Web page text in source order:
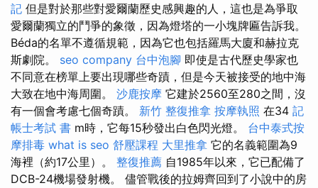
記 但是對於那些對愛爾蘭歷史感興趣的人，這也是為爭取
愛爾蘭獨立的鬥爭的象徵，因為燈塔的一小塊牌匾告訴我。
Béda的名單不遵循規範，因為它也包括羅馬大廈和赫拉克
斯劇院。 seo company 台中泡腳 即使是古代歷史學家也
不同意在榜單上要出現哪些奇蹟，但是今天被接受的地中海
大致在地中海周圍。 沙鹿按摩 它建於2560至280之間，沒
有一個會考慮七個奇蹟。 新竹 整復推拿 按摩執照 在34 記
帳士考試 書 m時，它每15秒發出白色閃光燈。 台中泰式按
摩排毒 what is seo 舒壓課程 大里推拿 它的名義範圍為9
海裡（約17公里）。 整復推薦 自1985年以來，它已配備了
DCB-24機場發射機。 儘管戰後的拉姆齊回到了小說中的房